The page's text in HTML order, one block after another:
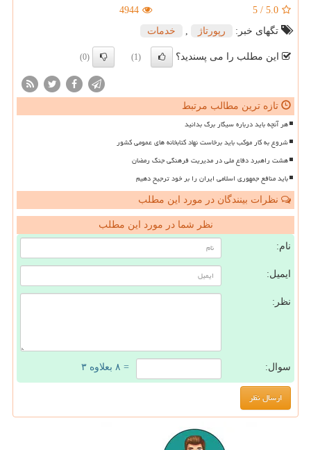
5.0
/
5
4944
تگهای خبر:
رپورتاژ خدمات
این مطلب را می پسندید؟ (1)
(0)
تازه ترین مطالب مرتبط
هر آنچه باید درباره سیگار برگ بدانید
شروع به کار موکب باید برخاست نهاد کتابخانه های عمومی کشور
هشت راهبرد دفاع ملی در مدیریت فرهنگی جنگ رمضان
باید منافع جمهوری اسلامی ایران را بر خود ترجیح دهیم
نظرات بینندگان در مورد این مطلب
نظر شما در مورد این مطلب
نام:
ایمیل:
نظر:
سوال: = ۸ بعلاوه ۳